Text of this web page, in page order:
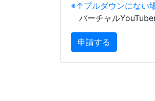
※↑プルダウンにない
バーチャル
申請する